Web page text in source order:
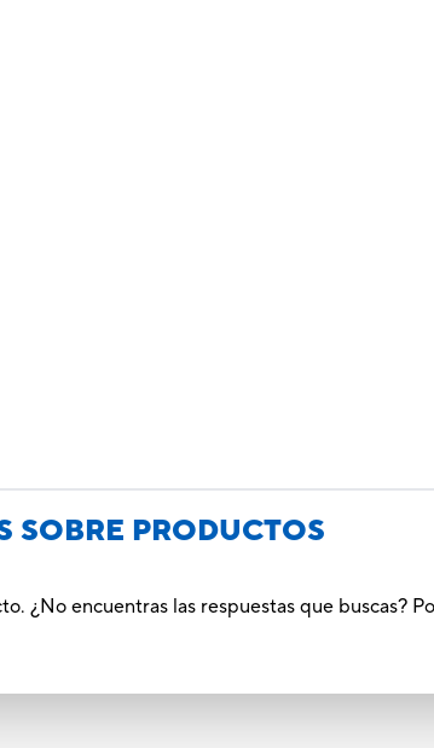
SOBRE PRODUCTOS
¿No encuentras las respuestas que buscas?